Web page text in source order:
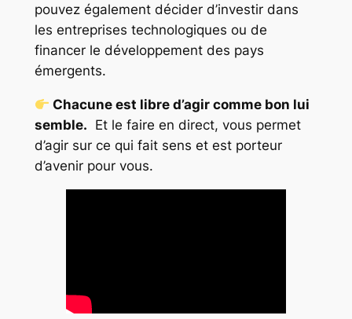
pouvez également décider d’investir dans
les entreprises technologiques ou de
financer le développement des pays
émergents.
Chacune est libre d’agir comme bon lui
semble. Et le faire en direct, vous permet
d’agir sur ce qui fait sens et est porteur
d’avenir pour vous.